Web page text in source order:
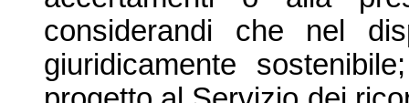
considerandi che nel
giuridicamente